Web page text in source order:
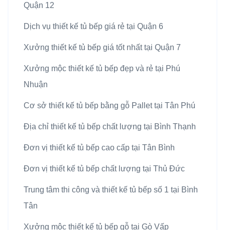
Quận 12
Dịch vụ thiết kế tủ bếp giá rẻ tại Quận 6
Xưởng thiết kế tủ bếp giá tốt nhất tại Quận 7
Xưởng mộc thiết kế tủ bếp đẹp và rẻ tại Phú
Nhuận
Cơ sở thiết kế tủ bếp bằng gỗ Pallet tại Tân Phú
Địa chỉ thiết kế tủ bếp chất lượng tại Bình Thạnh
Đơn vị thiết kế tủ bếp cao cấp tại Tân Bình
Đơn vị thiết kế tủ bếp chất lượng tại Thủ Đức
Trung tâm thi công và thiết kế tủ bếp số 1 tại Bình
Tân
Xưởng mộc thiết kế tủ bếp gỗ tại Gò Vấp